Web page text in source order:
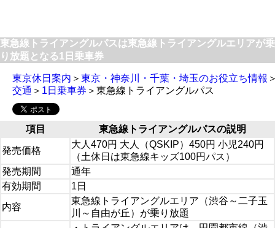
東急線トライアングルパスは東急線トライアングルエリアが乗
り放題となる1日乗車券
東京休日案内 ＞ 東京・神奈川・千葉・埼玉のお役立ち情報
交通 ＞ 1日乗車券 ＞東急線トライアングルパス
項目 東急線トライアングルパスの説明
発売価格
大人470円 大人（QSKIP）450円 小児240円
（土休日は東急線キッズ100円パス）
発売期間
通年
有効期間
1日
内容
東急線トライアングルエリア（渋谷～二子玉
川～自由が丘）が乗り放題